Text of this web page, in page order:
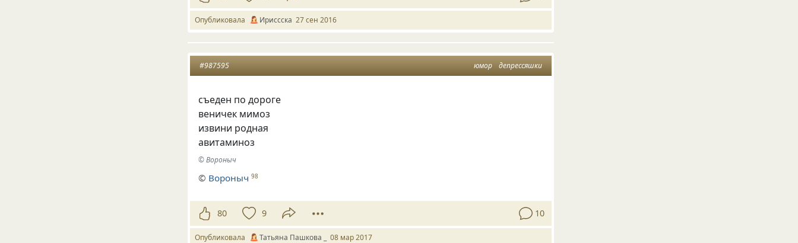
Опубликовала Ириссска 27 сен 2016
юмор депрессяшки
#987595
съеден по дороге
веничек мимоз
извини родная
авитаминоз
© Вороныч
© Вороныч 98
80 9 10
Опубликовала Татьяна Пашкова _ 08 мар 2017